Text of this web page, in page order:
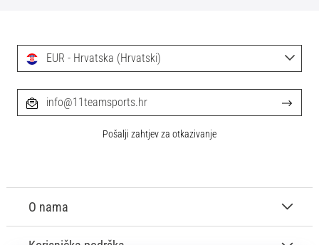
O nama
EUR - Hrvatska (Hrvatski)
info@11teamsports.hr
Pošalji zahtjev za otkazivanje